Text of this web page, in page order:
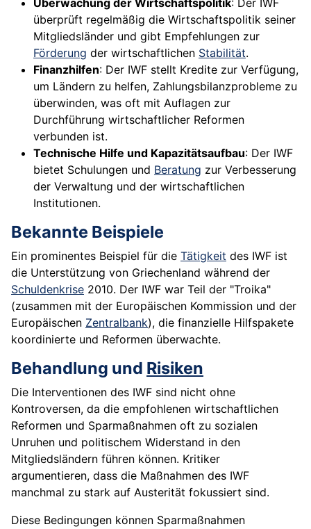
Überwachung der Wirtschaftspolitik: Der IWF
überprüft regelmäßig die Wirtschaftspolitik seiner
Mitgliedsländer und gibt Empfehlungen zur
Förderung der wirtschaftlichen Stabilität.
Finanzhilfen: Der IWF stellt Kredite zur Verfügung,
um Ländern zu helfen, Zahlungsbilanzprobleme zu
überwinden, was oft mit Auflagen zur
Durchführung wirtschaftlicher Reformen
verbunden ist.
Technische Hilfe und Kapazitätsaufbau: Der IWF
bietet Schulungen und Beratung zur Verbesserung
der Verwaltung und der wirtschaftlichen
Institutionen.
Bekannte Beispiele
Ein prominentes Beispiel für die Tätigkeit des IWF ist
die Unterstützung von Griechenland während der
Schuldenkrise 2010. Der IWF war Teil der "Troika"
(zusammen mit der Europäischen Kommission und der
Europäischen Zentralbank), die finanzielle Hilfspakete
koordinierte und Reformen überwachte.
Behandlung und Risiken
Die Interventionen des IWF sind nicht ohne
Kontroversen, da die empfohlenen wirtschaftlichen
Reformen und Sparmaßnahmen oft zu sozialen
Unruhen und politischem Widerstand in den
Mitgliedsländern führen können. Kritiker
argumentieren, dass die Maßnahmen des IWF
manchmal zu stark auf Austerität fokussiert sind.
Diese Bedingungen können Sparmaßnahmen